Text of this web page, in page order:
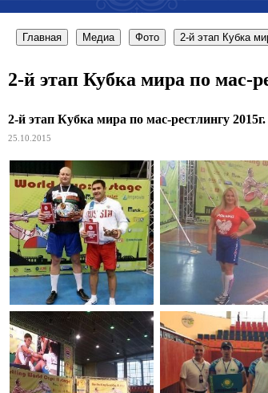
Главная Медиа Фото 2-й этап Кубка
2-й этап Кубка мира по мас-
2-й этап Кубка мира по мас-рестлингу
25.10.2015